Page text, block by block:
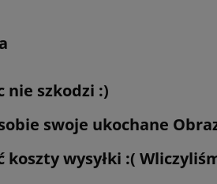
nie szkodzi :)
swoje ukochane
wysyłki :(